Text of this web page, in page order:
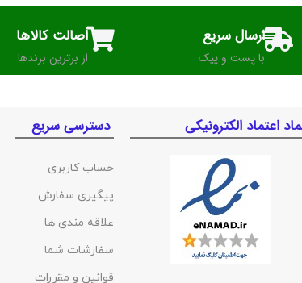
ارسال سریع
با پست و پیک
اصالت کالاها
از برترین برندها
اعتماد الکترونیکی دسترسی سریع
حساب کاربری
پیگیری سفارش
علاقه مندی ها
سفارشات شما
قوانین و مقررات